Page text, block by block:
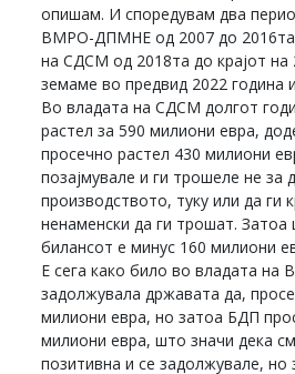
опишам. И споредувам два
ВМРО-ДПМНЕ од 2007 до 2016та
на СДСМ од 2018та до крајот на
земаме во предвид 2022 година
Во владата на СДСМ долгот
растел за 590 милиони евра,
просечно растел 430 милиони
позајмувале и ги трошеле не за
производството, туку или да ги
ненаменски да ги трошат. Затоа
билансот е минус 160 милиони
Е сега како било во владата
задолжувала државата да,
милиони евра, но затоа БДП
милиони евра, што значи дека
позитивна и се задолжувале, но